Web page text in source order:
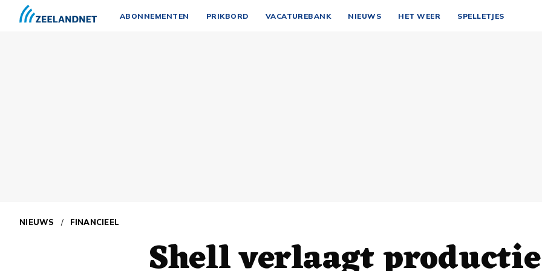
ABONNEMENTEN PRIKBORD VACATUREBANK NIEUWS HET WEER SPELLETJES
NIEUWS / FINANCIEEL